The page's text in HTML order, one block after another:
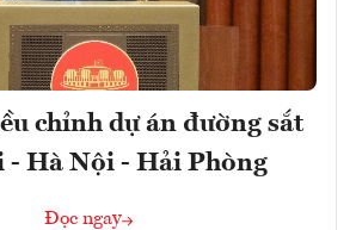
chỉnh dự án đường sắt
- Hà Nội - Hải Phòng
Đọc ngay